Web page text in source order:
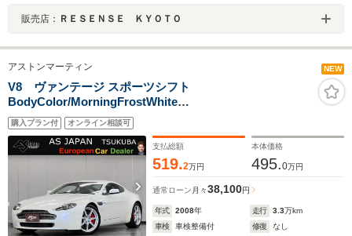
販売店： ＲＥＳＥＮＳＥ ＫＹＯＴＯ
アストンマーティン NEW
V8 ヴァンテージ スポーツシフト
BodyColor/MorningFrostWhite
TrimColor/BitterChocolate Piping/CreamTruffle 純正
19AW 23年製造ヨコハマADVAN装着 OPナビ 地デジ Bカ
メラ キーレス2個 ETC HIDヘッドライト
H21.23.24.25.28.29.R1.3記録簿 禁煙
購入プラン付 オンライン相談可
支払総額
519.2万円
本体価格
495.0万円
通常ローン 月々38,100円
年式 2008年 走行 3.3万km
車検
車検整備付 修復
なし